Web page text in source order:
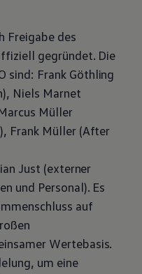
Zubehör
Elektronik
finden
und Shop
verbinden
Karten und Radio
Freigabe des
gegründet. Die
sind: Frank Göthling
Niels Marnet
Müller
Frank Müller (After
Just (externer
und Personal). Es
auf
Wertebasis.
um eine